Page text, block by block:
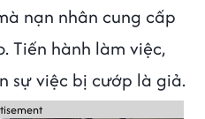
nạn nhân cung cấp
Tiến hành làm việc,
sự việc bị cướp là giả.